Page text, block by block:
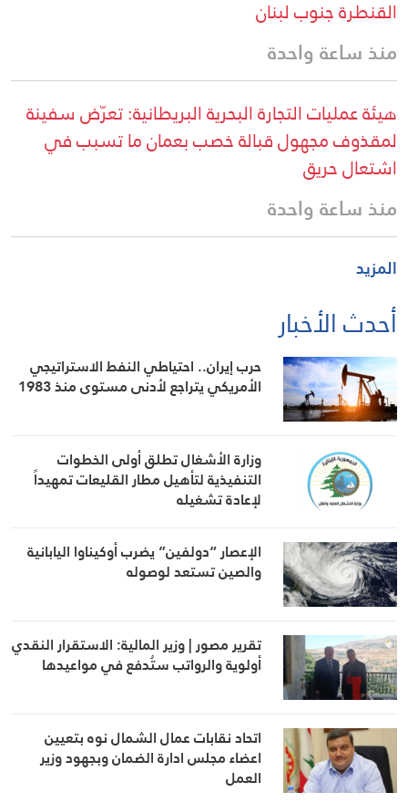
القنطرة جنوب لبنان
منذ ساعة واحدة
هيئة عمليات التجارة البحرية البريطانية: تعرّض سفينة
لمقذوف مجهول قبالة خصب بعمان ما تسبب في
اشتعال حريق
منذ ساعة واحدة
المزيد
أحدث الأخبار
حرب إيران.. احتياطي النفط الاستراتيجي
الأمريكي يتراجع لأدنى مستوى منذ 1983
وزارة الأشغال تطلق أولى الخطوات
التنفيذية لتأهيل مطار القليعات تمهيداً
لإعادة تشغيله
الإعصار “دولفين” يضرب أوكيناوا اليابانية
والصين تستعد لوصوله
تقرير مصور | وزير المالية: الاستقرار النقدي
أولوية والرواتب ستُدفع في مواعيدها
اتحاد نقابات عمال الشمال نوه بتعيين
اعضاء مجلس ادارة الضمان وبجهود وزير
العمل